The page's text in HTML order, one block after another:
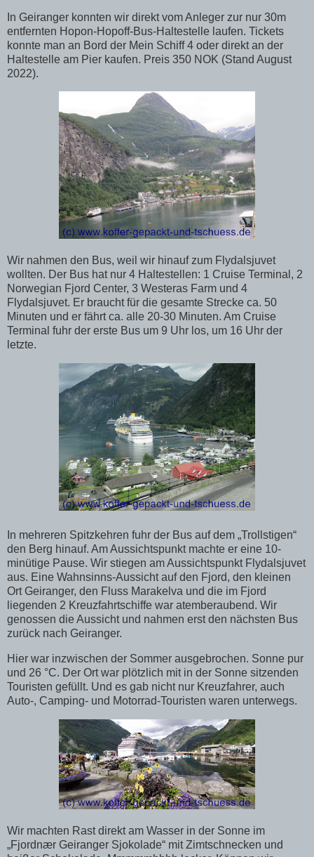
In Geiranger konnten wir direkt vom Anleger zur nur 30m
entfernten Hopon-Hopoff-Bus-Haltestelle laufen. Tickets
konnte man an Bord der Mein Schiff 4 oder direkt an der
Haltestelle am Pier kaufen. Preis 350 NOK (Stand August
2022).
Wir nahmen den Bus, weil wir hinauf zum Flydalsjuvet
wollten. Der Bus hat nur 4 Haltestellen: 1 Cruise Terminal, 2
Norwegian Fjord Center, 3 Westeras Farm und 4
Flydalsjuvet. Er braucht für die gesamte Strecke ca. 50
Minuten und er fährt ca. alle 20-30 Minuten. Am Cruise
Terminal fuhr der erste Bus um 9 Uhr los, um 16 Uhr der
letzte.
In mehreren Spitzkehren fuhr der Bus auf dem „Trollstigen“
den Berg hinauf. Am Aussichtspunkt machte er eine 10-
minütige Pause. Wir stiegen am Aussichtspunkt Flydalsjuvet
aus. Eine Wahnsinns-Aussicht auf den Fjord, den kleinen
Ort Geiranger, den Fluss Marakelva und die im Fjord
liegenden 2 Kreuzfahrtschiffe war atemberaubend. Wir
genossen die Aussicht und nahmen erst den nächsten Bus
zurück nach Geiranger.
Hier war inzwischen der Sommer ausgebrochen. Sonne pur
und 26 °C. Der Ort war plötzlich mit in der Sonne sitzenden
Touristen gefüllt. Und es gab nicht nur Kreuzfahrer, auch
Auto-, Camping- und Motorrad-Touristen waren unterwegs.
Wir machten Rast direkt am Wasser in der Sonne im
„Fjordnær Geiranger Sjokolade“ mit Zimtschnecken und